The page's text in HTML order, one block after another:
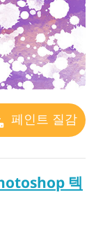
페인트 질감
텍